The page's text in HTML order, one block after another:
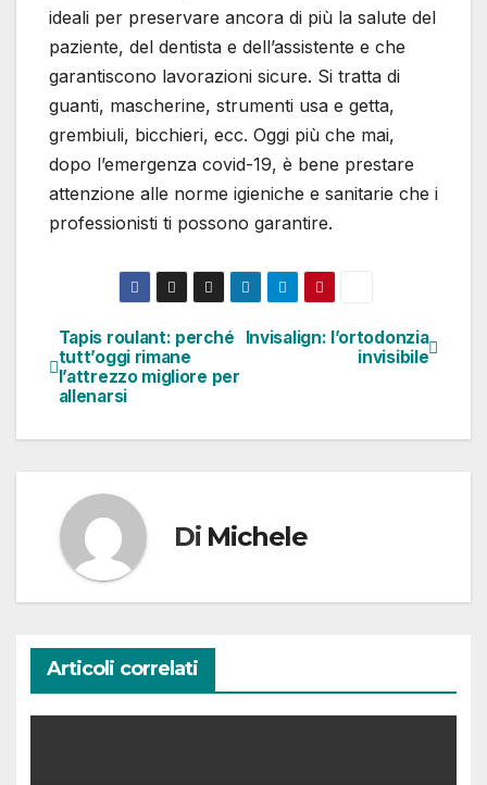
ideali per preservare ancora di più la salute del
paziente, del dentista e dell’assistente e che
garantiscono lavorazioni sicure. Si tratta di
guanti, mascherine, strumenti usa e getta,
grembiuli, bicchieri, ecc. Oggi più che mai,
dopo l’emergenza covid-19, è bene prestare
attenzione alle norme igieniche e sanitarie che i
professionisti ti possono garantire.
Navigazione
articoli
Invisalign: l’ortodonzia
invisibile
Tapis roulant: perché
tutt’oggi rimane
l’attrezzo migliore per
allenarsi
Di Michele
Articoli correlati